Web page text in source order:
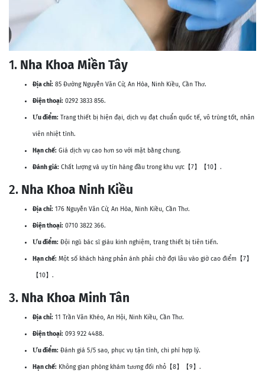
1. Nha Khoa Miền Tây
Địa chỉ: 85 Đường Nguyễn Văn Cừ, An Hòa, Ninh Kiều, Cần Thơ.
Điện thoại: 0292 3833 856.
Ưu điểm: Trang thiết bị hiện đại, dịch vụ đạt chuẩn quốc tế, vô trùng tốt, nhân
viên nhiệt tình.
Hạn chế: Giá dịch vụ cao hơn so với mặt bằng chung.
Đánh giá: Chất lượng và uy tín hàng đầu trong khu vực【7】【10】.
2. Nha Khoa Ninh Kiều
Địa chỉ: 176 Nguyễn Văn Cừ, An Hòa, Ninh Kiều, Cần Thơ.
Điện thoại: 0710 3822 366.
Ưu điểm: Đội ngũ bác sĩ giàu kinh nghiệm, trang thiết bị tiên tiến.
Hạn chế: Một số khách hàng phản ánh phải chờ đợi lâu vào giờ cao điểm【7】
【10】.
3. Nha Khoa Minh Tân
Địa chỉ: 11 Trần Văn Khéo, An Hội, Ninh Kiều, Cần Thơ.
Điện thoại: 093 922 4488.
Ưu điểm: Đánh giá 5/5 sao, phục vụ tận tình, chi phí hợp lý.
Hạn chế: Không gian phòng khám tương đối nhỏ【8】【9】.